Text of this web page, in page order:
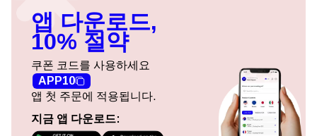
앱 다운로드,
10% 절약
쿠폰 코드를 사용하세요
APP10
앱 첫 주문에 적용됩니다.
지금 앱 다운로드: